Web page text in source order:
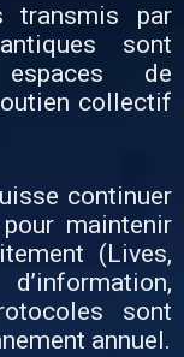
transmis par
sont
de
collectif
continuer
maintenir
(Lives,
sont
annuel.